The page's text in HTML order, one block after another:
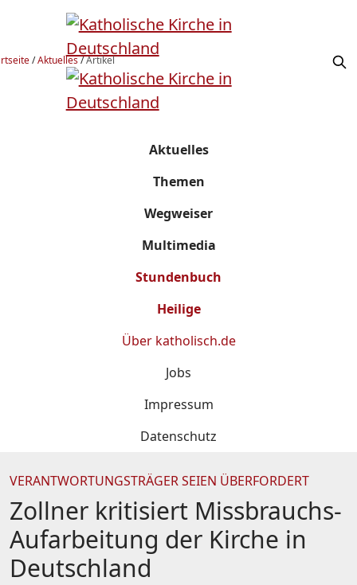
/Aktuelles/Artikel
Aktuelles
Themen
Wegweiser
Multimedia
Stundenbuch
Heilige
Über katholisch.de
Jobs
Impressum
Datenschutz
VERANTWORTUNGSTRÄGER SEIEN ÜBERFORDERT
Zollner kritisiert Missbrauchs-
Aufarbeitung der Kirche in
Deutschland